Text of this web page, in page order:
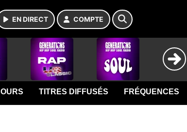
EN DIRECT COMPTE
TITRES DIFFUSÉS FRÉQUENCES